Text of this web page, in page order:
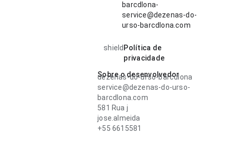
barcdlona-
service@dezenas-do-
urso-barcdlona.com
shield Política de
privacidade
Sobre o desenvolvedor
dezenas-do-urso-barcdlona
service@dezenas-do-urso-
barcdlona.com
581 Rua j
jose.almeida
+55 6615581